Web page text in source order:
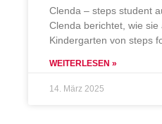
Clenda – steps student
Clenda berichtet, wie sie
Kindergarten von steps
WEITERLESEN »
14. März 2025